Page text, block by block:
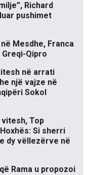
Richard
pushimet
Mesdhe, Franca
Qipro
në arrati
një vajze në
Sokol
Top
Si sherri
dy vëllezërve në
Rama u propozoi